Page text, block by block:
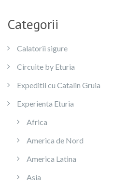
Categorii
Calatorii sigure
Circuite by Eturia
Expeditii cu Catalin Gruia
Experienta Eturia
Africa
America de Nord
America Latina
Asia